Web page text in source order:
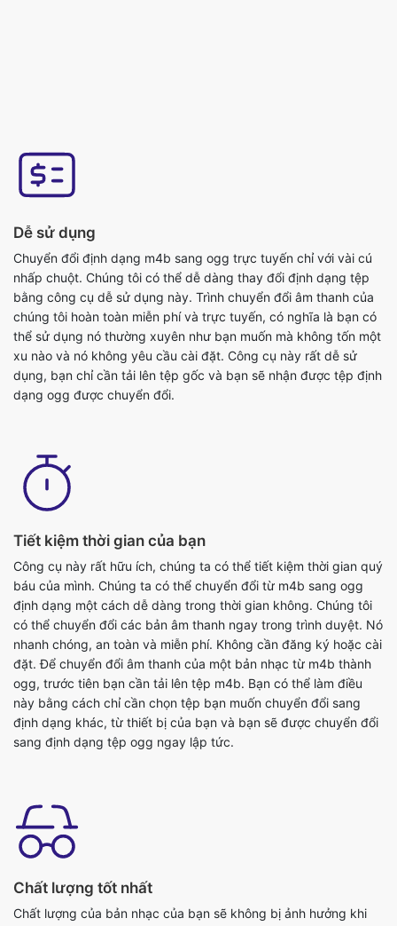
Dễ sử dụng
Chuyển đổi định dạng m4b sang ogg trực tuyến chỉ với vài cú
nhấp chuột. Chúng tôi có thể dễ dàng thay đổi định dạng tệp
bằng công cụ dễ sử dụng này. Trình chuyển đổi âm thanh của
chúng tôi hoàn toàn miễn phí và trực tuyến, có nghĩa là bạn có
thể sử dụng nó thường xuyên như bạn muốn mà không tốn một
xu nào và nó không yêu cầu cài đặt. Công cụ này rất dễ sử
dụng, bạn chỉ cần tải lên tệp gốc và bạn sẽ nhận được tệp định
dạng ogg được chuyển đổi.
Tiết kiệm thời gian của bạn
Công cụ này rất hữu ích, chúng ta có thể tiết kiệm thời gian quý
báu của mình. Chúng ta có thể chuyển đổi từ m4b sang ogg
định dạng một cách dễ dàng trong thời gian không. Chúng tôi
có thể chuyển đổi các bản âm thanh ngay trong trình duyệt. Nó
nhanh chóng, an toàn và miễn phí. Không cần đăng ký hoặc cài
đặt. Để chuyển đổi âm thanh của một bản nhạc từ m4b thành
ogg, trước tiên bạn cần tải lên tệp m4b. Bạn có thể làm điều
này bằng cách chỉ cần chọn tệp bạn muốn chuyển đổi sang
định dạng khác, từ thiết bị của bạn và bạn sẽ được chuyển đổi
sang định dạng tệp ogg ngay lập tức.
Chất lượng tốt nhất
Chất lượng của bản nhạc của bạn sẽ không bị ảnh hưởng khi
chuyển đổi nó từ m4b thành ogg định dạng. Công cụ chuyển
đổi âm thanh trực tuyến của chúng tôi có đây là một trong
những tính năng chính của nó. Chúng tôi đảm bảo chuyển đổi